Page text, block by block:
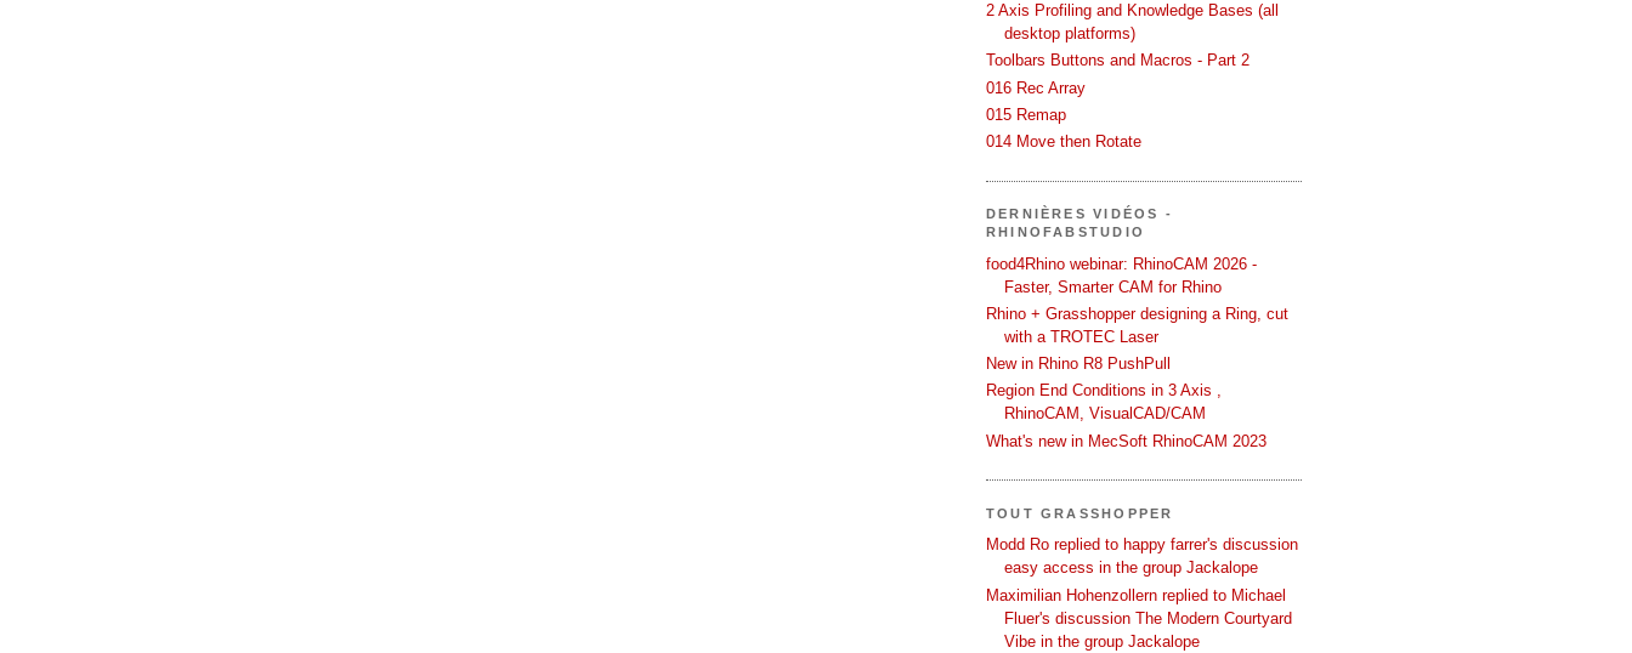
2 Axis Profiling and Knowledge Bases (all
desktop platforms)
Toolbars Buttons and Macros - Part 2
016 Rec Array
015 Remap
014 Move then Rotate
DERNIÈRES VIDÉOS -
RHINOFABSTUDIO
food4Rhino webinar: RhinoCAM 2026 -
Faster, Smarter CAM for Rhino
Rhino + Grasshopper designing a Ring, cut
with a TROTEC Laser
New in Rhino R8 PushPull
Region End Conditions in 3 Axis ,
RhinoCAM, VisualCAD/CAM
What's new in MecSoft RhinoCAM 2023
TOUT GRASSHOPPER
Modd Ro replied to happy farrer's discussion
easy access in the group Jackalope
Maximilian Hohenzollern replied to Michael
Fluer's discussion The Modern Courtyard
Vibe in the group Jackalope